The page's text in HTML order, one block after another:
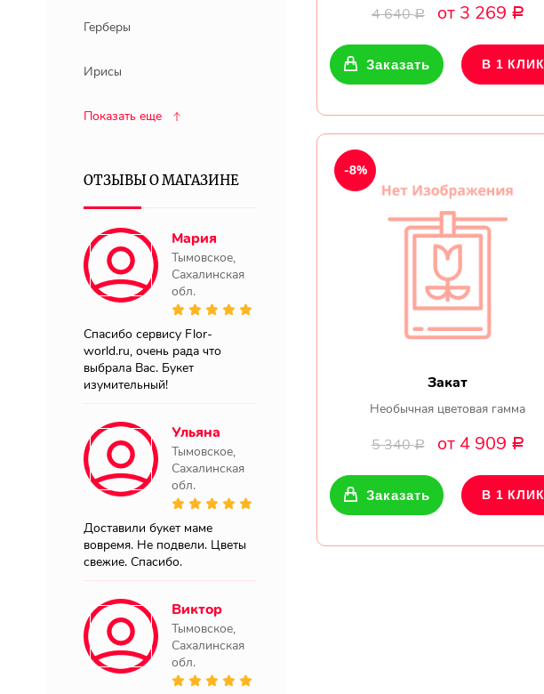
Герберы
Ирисы
Показать еще
ОТЗЫВЫ О МАГАЗИНЕ
Мария
Тымовское,
Сахалинская
обл.
Спасибо сервису Flor-
world.ru, очень рада что
выбрала Вас. Букет
изумительный!
Ульяна
Тымовское,
Сахалинская
обл.
Доставили букет маме
вовремя. Не подвели. Цветы
свежие. Спасибо.
Виктор
Тымовское,
Сахалинская
обл.
4 640Р от 3 269 Р
Заказать В 1 КЛИК
Закат
Необычная цветовая гамма
5 340Р от 4 909 Р
-8%
Заказать В 1 КЛИК